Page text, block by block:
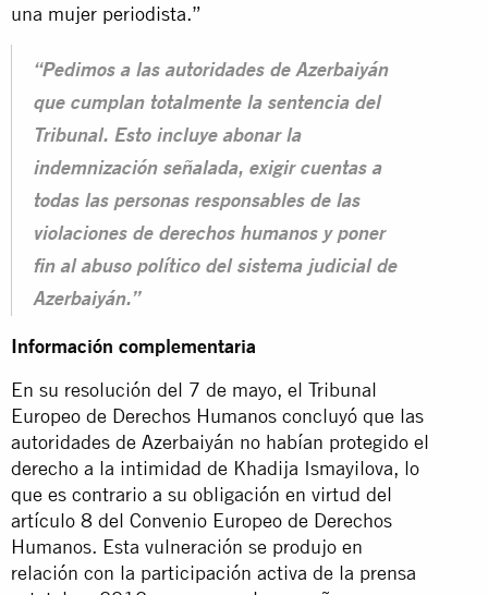
una mujer periodista.”
“Pedimos a las autoridades de Azerbaiyán
que cumplan totalmente la sentencia del
Tribunal. Esto incluye abonar la
indemnización señalada, exigir cuentas a
todas las personas responsables de las
violaciones de derechos humanos y poner
fin al abuso político del sistema judicial de
Azerbaiyán.”
Información complementaria
En su resolución del 7 de mayo, el Tribunal
Europeo de Derechos Humanos concluyó que las
autoridades de Azerbaiyán no habían protegido el
derecho a la intimidad de Khadija Ismayilova, lo
que es contrario a su obligación en virtud del
artículo 8 del Convenio Europeo de Derechos
Humanos. Esta vulneración se produjo en
relación con la participación activa de la prensa